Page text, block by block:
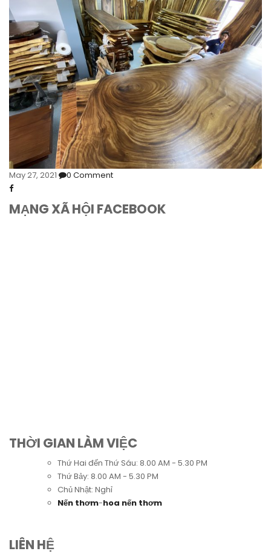
May 27, 2021 0 Comment
MẠNG XÃ HỘI FACEBOOK
THỜI GIAN LÀM VIỆC
Thứ Hai đến Thứ Sáu: 8.00 AM - 5.30 PM
Thứ Bảy: 8.00 AM - 5.30 PM
Chủ Nhật: Nghỉ
Nến thơm-hoa nến thơm
LIÊN HỆ